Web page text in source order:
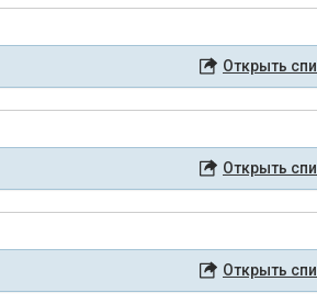
Открыть
Открыть
Открыть